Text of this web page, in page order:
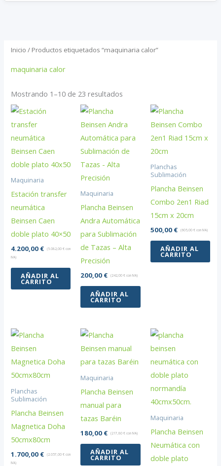
Inicio / Productos etiquetados “maquinaria calor”
maquinaria calor
Mostrando 1–10 de 23 resultados
Maquinaria
Estación transfer
neumática
Beinsen Caen
doble plato 40×50
4.200,00 € (5.082,00€ con
IVA)
AÑADIR AL
CARRITO
Maquinaria
Plancha Beinsen
Andra Automática
para Sublimación
de Tazas – Alta
Precisión
200,00 € (242,00€ con IVA)
AÑADIR AL
CARRITO
Planchas
Sublimación
Plancha Beinsen
Combo 2en1 Riad
15cm x 20cm
500,00 € (605,00 €con IVA)
AÑADIR AL
CARRITO
Planchas
Sublimación
Plancha Beinsen
Magnetica Doha
50cmx80cm
1.700,00 € (2.057,00€ con
IVA)
Maquinaria
Plancha Beinsen
manual para
tazas Baréin
180,00 € (217,80€ con IVA)
AÑADIR AL
CARRITO
Maquinaria
Plancha Beinsen
Neumática con
doble plato